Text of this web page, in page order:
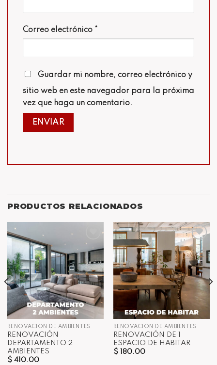
Correo electrónico *
Guardar mi nombre, correo electrónico y
sitio web en este navegador para la próxima
vez que haga un comentario.
PRODUCTOS RELACIONADOS
Añadir
a la
lista de
deseos
RENOVACIÓN DE AMBIENTES
RENOVACIÓN
DEPARTAMENTO 2
AMBIENTES
$410.00
Añadir
a la
lista de
deseos
RENOVACIÓN DE AMBIENTES
RENOVACIÓN DE 1
ESPACIO DE HABITAR
$180.00